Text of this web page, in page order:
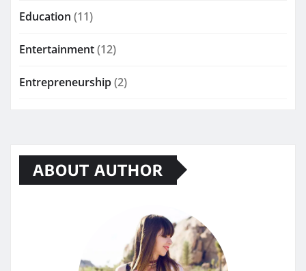
Education (11)
Entertainment(12)
Entrepreneurship(2)
ABOUT AUTHOR